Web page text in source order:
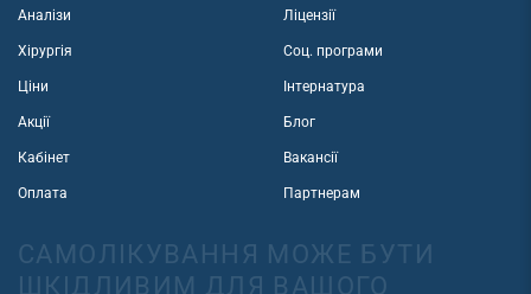
Аналізи
Хірургія
Ціни
Акції
Кабінет
Оплата
Ліцензії
Соц. програми
Інтернатура
Блог
Вакансії
Партнерам
САМОЛІКУВАННЯ МОЖЕ БУТИ
ШКІДЛИВИМ ДЛЯ ВАШОГО